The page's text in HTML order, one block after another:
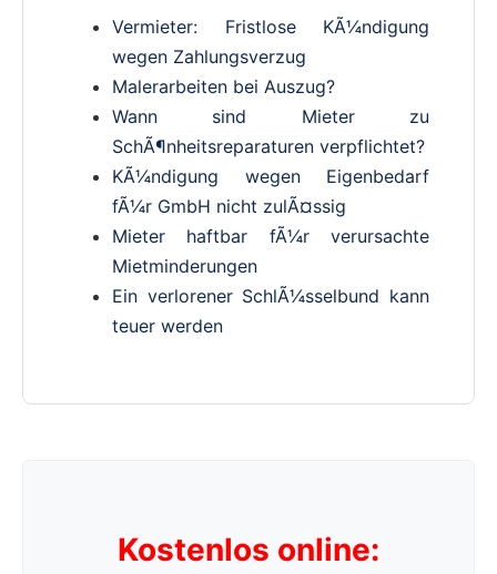
Vermieter: Fristlose KÃ¼ndigung
wegen Zahlungsverzug
Malerarbeiten bei Auszug?
Wann sind Mieter zu
SchÃ¶nheitsreparaturen verpflichtet?
KÃ¼ndigung wegen Eigenbedarf
fÃ¼r GmbH nicht zulÃ¤ssig
Mieter haftbar fÃ¼r verursachte
Mietminderungen
Ein verlorener SchlÃ¼sselbund kann
teuer werden
Kostenlos online: